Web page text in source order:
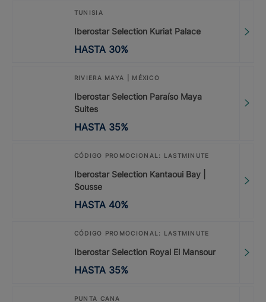
TUNISIA
Iberostar Selection Kuriat Palace
HASTA 30%
RIVIERA MAYA | MÉXICO
Iberostar Selection Paraíso Maya
Suites
HASTA 35%
CÓDIGO PROMOCIONAL: LASTMINUTE
Iberostar Selection Kantaoui Bay |
Sousse
HASTA 40%
CÓDIGO PROMOCIONAL: LASTMINUTE
Iberostar Selection Royal El Mansour
HASTA 35%
PUNTA CANA